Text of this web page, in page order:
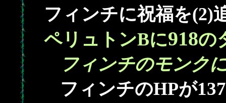
フィンチに祝福を(2)
ペリュトンBに918の
フィンチのモンク
フィンチのHPが137